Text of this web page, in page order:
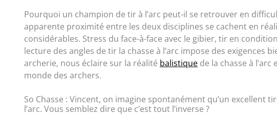
Pourquoi un champion de tir à l’arc peut-il se retrouver en
apparente proximité entre les deux disciplines se cachent en
considérables. Stress du face-à-face avec le gibier, tir en
lecture des angles de tir la chasse à l’arc impose des exigences
archerie, nous éclaire sur la réalité balistique de la chasse à
monde des archers.
So Chasse : Vincent, on imagine spontanément qu’un
l’arc. Vous semblez dire que c’est tout l’inverse ?